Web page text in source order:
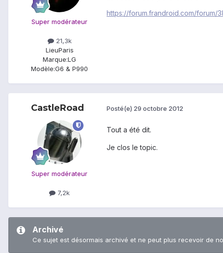
Super modérateur
21,3k
LieuParis
Marque:LG
Modèle:G6 & P990
https://forum.frandroid.com/forum/
CastleRoad
Super modérateur
7,2k
Posté(e) 29 octobre 2012
Tout a été dit.
Je clos le topic.
Archivé
Ce sujet est désormais archivé et ne peut plus recevoir de